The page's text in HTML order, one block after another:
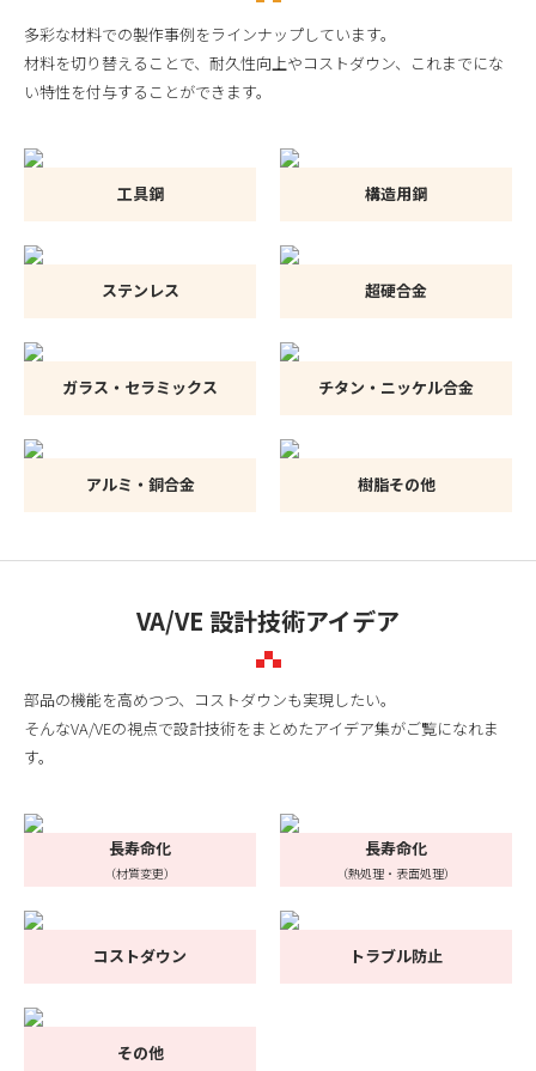
多彩な材料での製作事例をラインナップしています。
材料を切り替えることで、耐久性向上やコストダウン、これまでにな
い特性を付与することができます。
工具鋼 構造用鋼
ステンレス 超硬合金
ガラス・セラミックス チタン・ニッケル合金
アルミ・銅合金 樹脂その他
VA/VE 設計技術アイデア
部品の機能を高めつつ、コストダウンも実現したい。
そんなVA/VEの視点で設計技術をまとめたアイデア集がご覧になれま
す。
長寿命化
（材質変更）
長寿命化
（熱処理・表面処理）
コストダウン トラブル防止
その他